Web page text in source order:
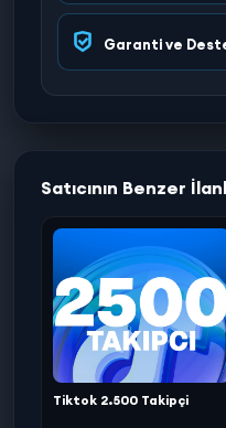
Garanti ve
Satıcının Benzer
Tiktok 2.500 Takipçi